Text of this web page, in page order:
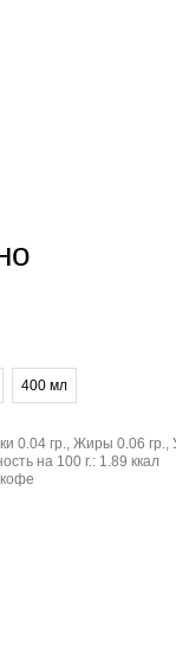
400 мл
0.04 гр., Жиры 0.06 гр.,
на 100 г.: 1.89 ккал